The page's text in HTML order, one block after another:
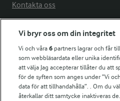
Kontakta oss
Fler Arlasajter
För ägare
Arlas kundportal
Vi bryr oss om din integritet
Vi och våra6 partners lagrar och får
som webbläsardata eller unika
att välja Jag accepterar tillåter du att
för de syften som anges under ”Vi
data för att tillhandahålla”. . Om du
återkallar ditt samtycke inaktiveras